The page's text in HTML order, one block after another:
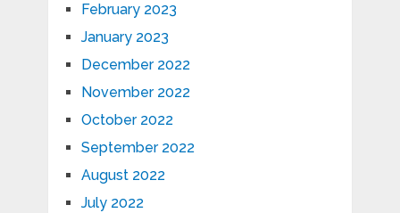
February 2023
January 2023
December 2022
November 2022
October 2022
September 2022
August 2022
July 2022